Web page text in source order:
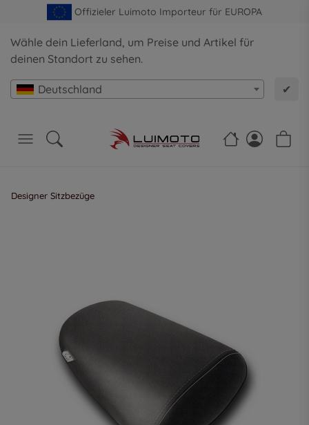
Offizieler Luimoto Importeur für EUROPA
Wähle dein Lieferland, um Preise und Artikel für
deinen Standort zu sehen.
Deutschland ✔
Designer Sitzbezüge